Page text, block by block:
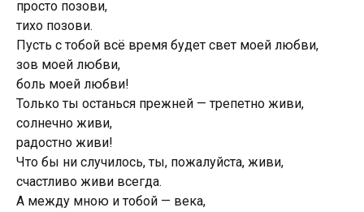
просто позови,
тихо позови.
Пусть с тобой всё время будет свет моей любви,
зов моей любви,
боль моей любви!
Только ты останься прежней — трепетно живи,
солнечно живи,
радостно живи!
Что бы ни случилось, ты, пожалуйста, живи,
счастливо живи всегда.
А между мною и тобой — века,